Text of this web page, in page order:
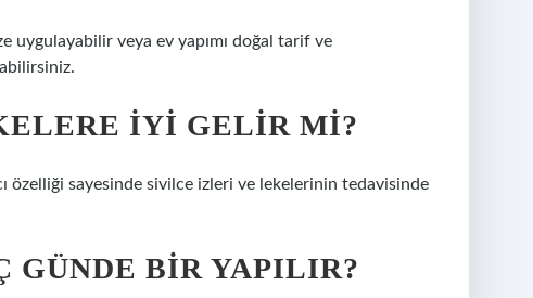
uygulayabilir veya ev yapımı doğal tarif ve
IYI GELIR MI?
özelliği sayesinde sivilce izleri ve lekelerinin tedavisinde
GÜNDE BIR YAPILIR?